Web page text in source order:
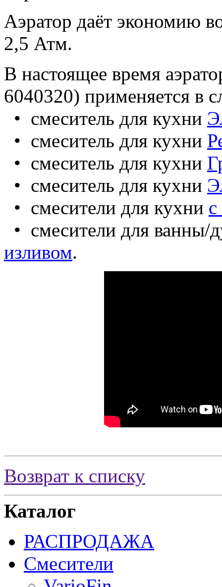
Аэратор даёт экономию
2,5 Атм.
В настоящее время
6040320) применяется в
• смеситель для кухни
• смеситель для кухни
• смеситель для кухни
• смеситель для кухни
• смесители для кухни
• смесители для
изливом.
Возврат к списку
Каталог
РАСПРОДАЖА
Смесители